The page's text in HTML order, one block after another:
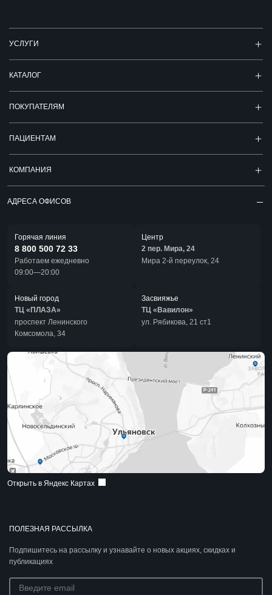
ПОЛЕЗНАЯ РАССЫЛКА
Подпишитесь на рассылку и узнавайте о новых акциях, скидках и
публикациях
УСЛУГИ
КАТАЛОГ
ПОКУПАТЕЛЯМ
ПАЦИЕНТАМ
КОМПАНИЯ
АДРЕСА ОФИСОВ
Горячая линия
8 800 500 72 33
Работаем ежедневно
09:00—20:00
Центр
2 пер. Мира, 24
Мира 2-й переулок, 24
Новый город
ТЦ «ПЛАЗА»
проспект Ленинского
Комсомола, 34
Засвияжье
ТЦ «Вавилон»
ул. Рябикова, 21 ст1
Открыть в Яндекс Картах